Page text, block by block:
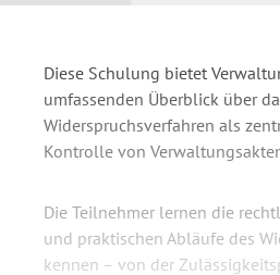
Diese Schulung bietet
umfassenden Überblick über
Widerspruchsverfahren als
Kontrolle von
Die Teilnehmer lernen die
und praktischen Abläufe des
kennen – von der